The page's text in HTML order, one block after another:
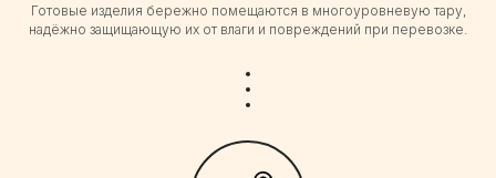
Готовые изделия бережно помещаются в многоуровневую тару,
надёжно защищающую их от влаги и повреждений при перевозке.